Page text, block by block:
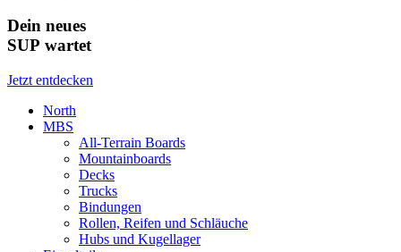
Dein neues
SUP wartet
Jetzt entdecken
North
MBS
All-Terrain Boards
Mountainboards
Decks
Trucks
Bindungen
Rollen, Reifen und Schläuche
Hubs und Kugellager